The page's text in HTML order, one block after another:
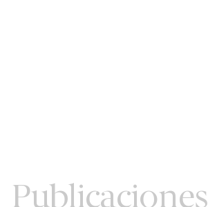
Publicaciones